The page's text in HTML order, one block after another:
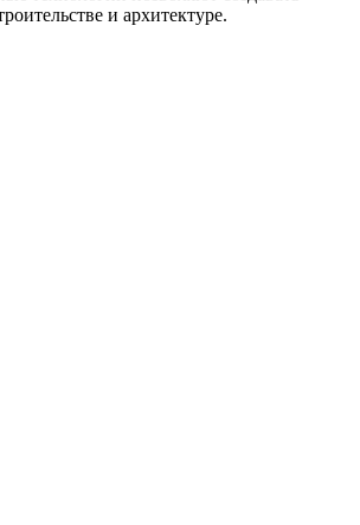
и архитектуре.